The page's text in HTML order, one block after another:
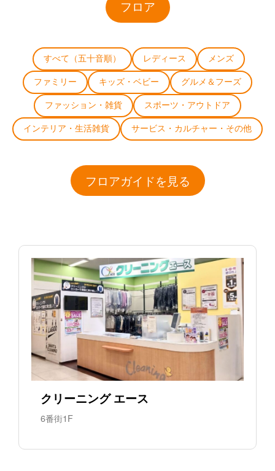
フロア
すべて（五十音順） レディース メンズ
ファミリー キッズ・ベビー グルメ＆フーズ
ファッション・雑貨 スポーツ・アウトドア
インテリア・生活雑貨 サービス・カルチャー・その他
フロアガイドを見る
クリーニング エース
6番街1F